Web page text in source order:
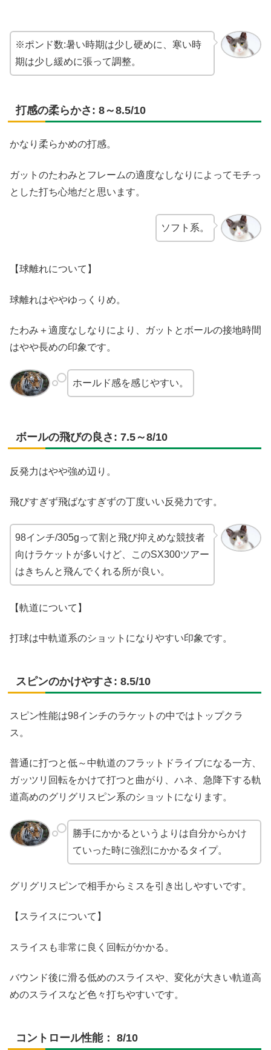
※ポンド数:暑い時期は少し硬めに、寒い時
期は少し緩めに張って調整。
打感の柔らかさ: 8～8.5/10
かなり柔らかめの打感。
ガットのたわみとフレームの適度なしなりによってモチっ
とした打ち心地だと思います。
ソフト系。
【球離れについて】
球離れはややゆっくりめ。
たわみ＋適度なしなりにより、ガットとボールの接地時間
はやや長めの印象です。
ホールド感を感じやすい。
ボールの飛びの良さ: 7.5～8/10
反発力はやや強め辺り。
飛びすぎず飛ばなすぎずの丁度いい反発力です。
98インチ/305gって割と飛び抑えめな競技者
向けラケットが多いけど、このSX300ツアー
はきちんと飛んでくれる所が良い。
【軌道について】
打球は中軌道系のショットになりやすい印象です。
スピンのかけやすさ: 8.5/10
スピン性能は98インチのラケットの中ではトップクラ
ス。
普通に打つと低～中軌道のフラットドライブになる一方、
ガッツリ回転をかけて打つと曲がり、ハネ、急降下する軌
道高めのグリグリスピン系のショットになります。
勝手にかかるというよりは自分からかけ
ていった時に強烈にかかるタイプ。
グリグリスピンで相手からミスを引き出しやすいです。
【スライスについて】
スライスも非常に良く回転がかかる。
バウンド後に滑る低めのスライスや、変化が大きい軌道高
めのスライスなど色々打ちやすいです。
コントロール性能： 8/10